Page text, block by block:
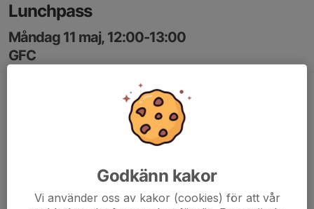
Lunchpass
Måndag 11 maj, 12:00-13:00
GFC
Godkänn kakor
Vi använder oss av kakor (cookies) för att vår